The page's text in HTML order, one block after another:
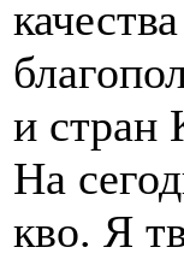
и стран
На
кво. Я